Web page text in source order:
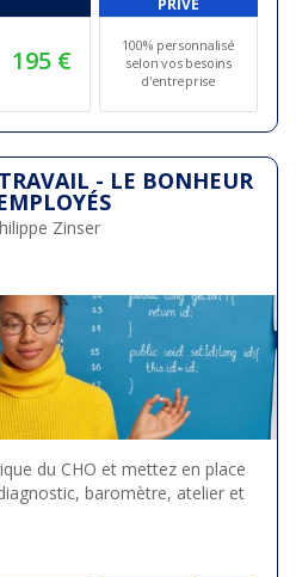
195 €
100% personnalisé
selon vos besoins
d'entreprise
- LE BONHEUR
Zinser
du CHO et mettez en place
baromètre, atelier et